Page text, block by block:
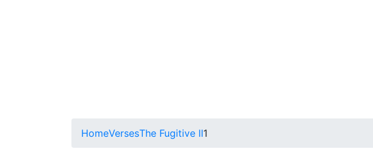
HomeVersesThe Fugitive II1